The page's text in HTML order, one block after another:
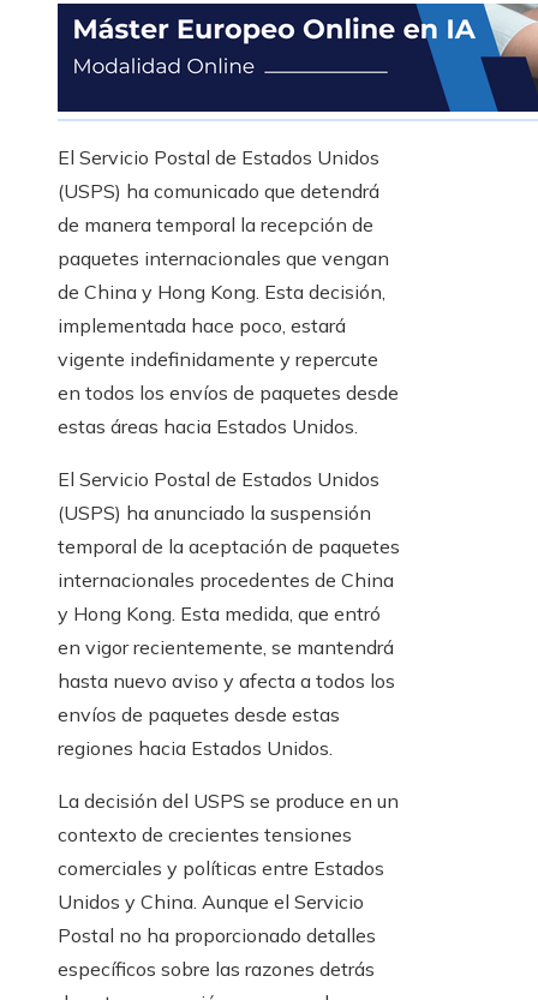
El Servicio Postal de Estados Unidos
(USPS) ha comunicado que detendrá
de manera temporal la recepción de
paquetes internacionales que vengan
de China y Hong Kong. Esta decisión,
implementada hace poco, estará
vigente indefinidamente y repercute
en todos los envíos de paquetes desde
estas áreas hacia Estados Unidos.
El Servicio Postal de Estados Unidos
(USPS) ha anunciado la suspensión
temporal de la aceptación de paquetes
internacionales procedentes de China
y Hong Kong. Esta medida, que entró
en vigor recientemente, se mantendrá
hasta nuevo aviso y afecta a todos los
envíos de paquetes desde estas
regiones hacia Estados Unidos.
La decisión del USPS se produce en un
contexto de crecientes tensiones
comerciales y políticas entre Estados
Unidos y China. Aunque el Servicio
Postal no ha proporcionado detalles
específicos sobre las razones detrás